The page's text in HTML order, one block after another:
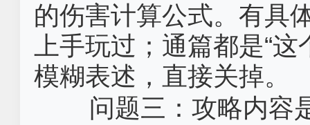
的伤害计算公式。有具
上手玩过；通篇都是“
模糊表述，直接关掉。
问题三：攻略内容